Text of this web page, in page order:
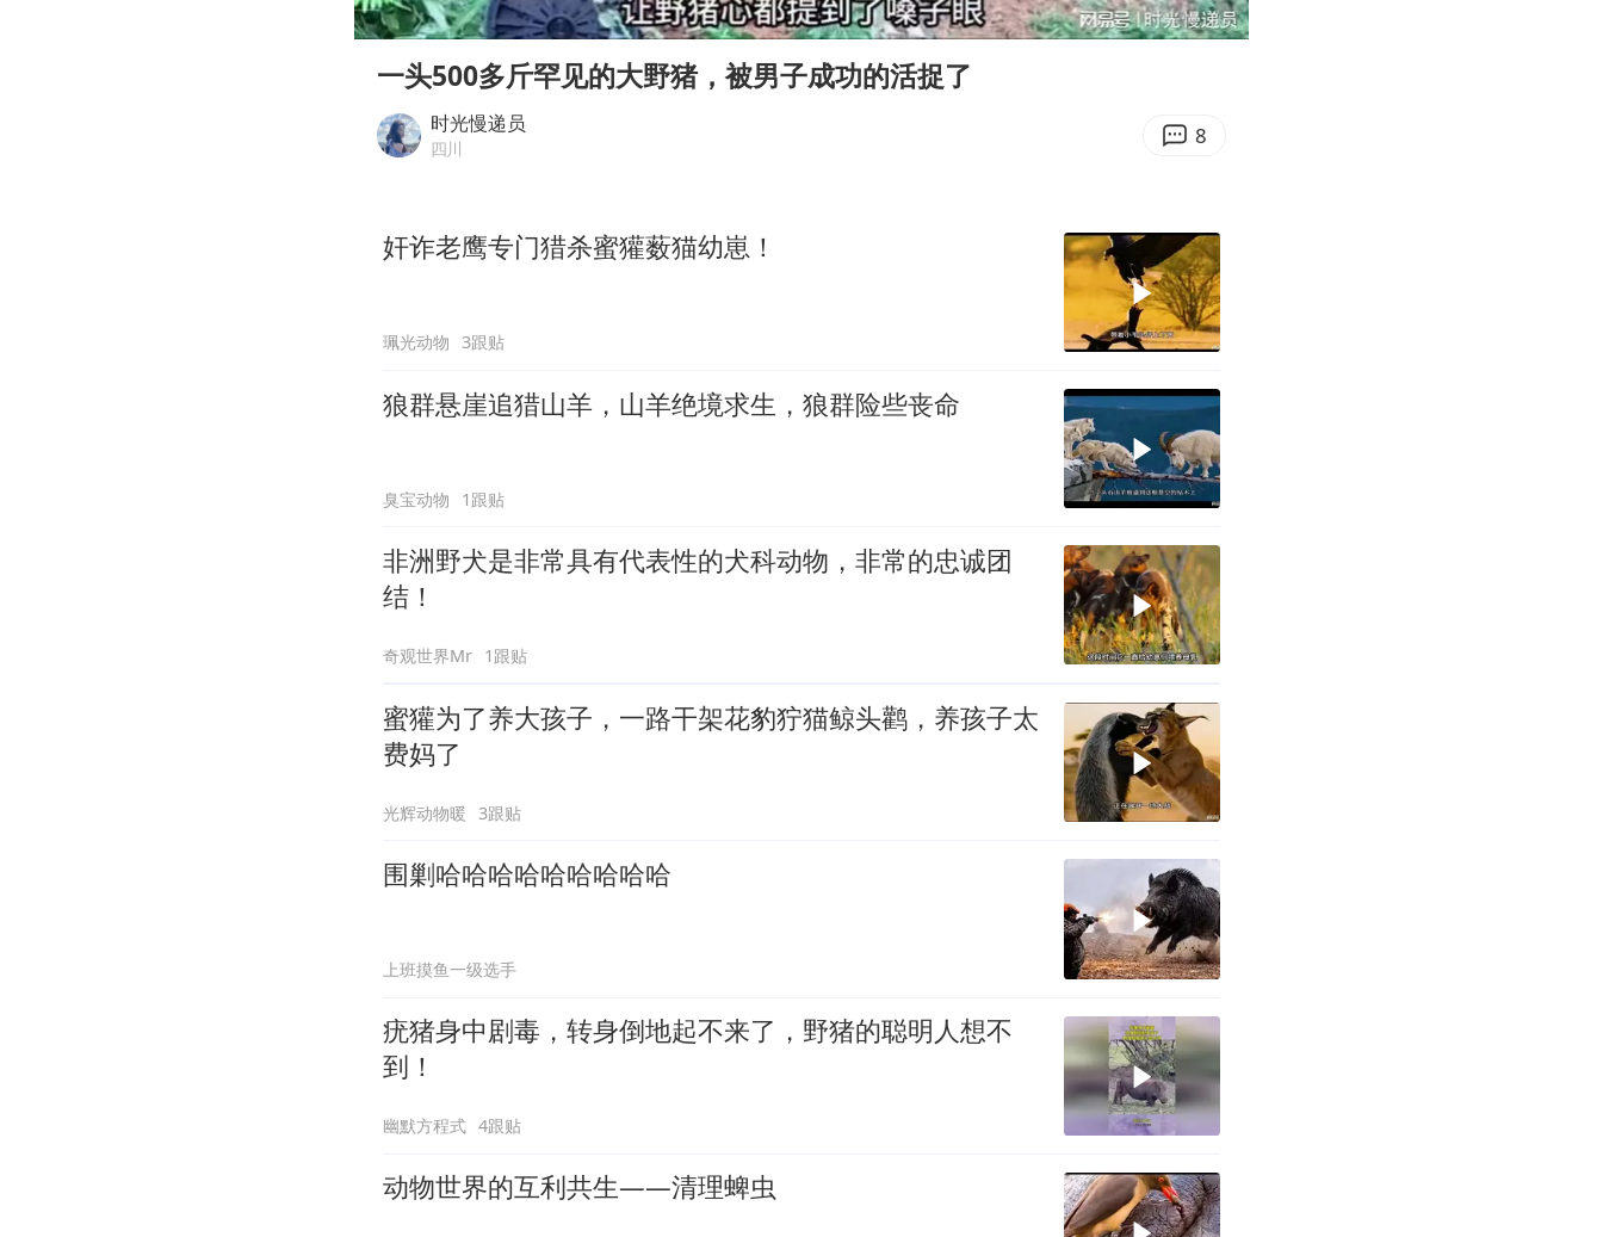
百花奖开幕式
2名小孩玩手机低头幅度近乎折叠
Play
00:00 02:23
Enter
一头500多斤罕见的大野猪，被男子成功的活捉了
时光慢递员
四川 8
奸诈老鹰专门猎杀蜜獾薮猫幼崽！
珮光动物 3跟贴
狼群悬崖追猎山羊，山羊绝境求生，狼群险些丧命
臭宝动物 1跟贴
非洲野犬是非常具有代表性的犬科动物，非常的忠诚团
结！
奇观世界Mr 1跟贴
蜜獾为了养大孩子，一路干架花豹狞猫鲸头鹳，养孩子太
费妈了
光辉动物暖 3跟贴
围剿哈哈哈哈哈哈哈哈哈
上班摸鱼一级选手
疣猪身中剧毒，转身倒地起不来了，野猪的聪明人想不
到！
幽默方程式 4跟贴
动物世界的互利共生——清理蜱虫